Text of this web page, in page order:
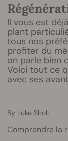
Il vous est
plant
tous nos
profiter du
on parle bien
Voici tout ce
avec ses
By Luke Sholl
Comprendre la